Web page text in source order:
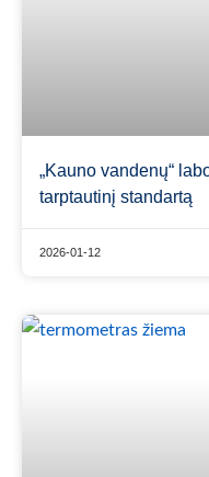
„Kauno vandenų“
tarptautinį standartą
2026-01-12